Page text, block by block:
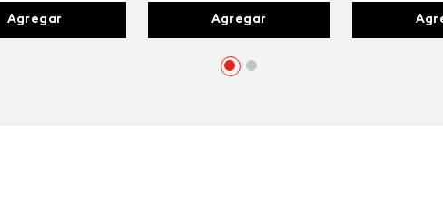
Agregar Agregar